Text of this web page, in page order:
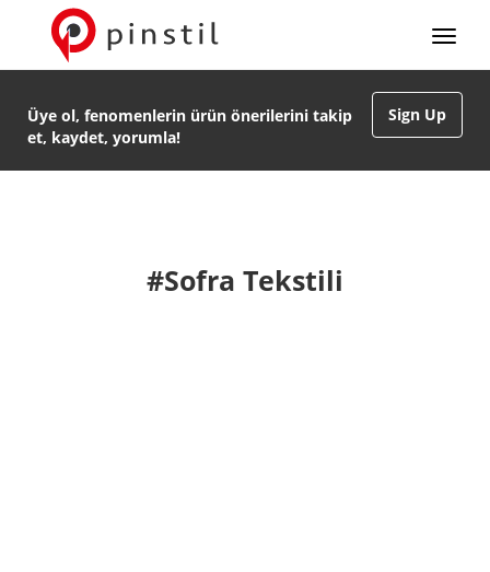
Sign Up
Üye ol, fenomenlerin ürün önerilerini takip
et, kaydet, yorumla!
#Sofra Tekstili